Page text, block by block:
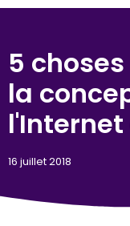
5
la
l'Internet
16 juillet 2018